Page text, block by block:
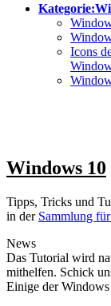
Icons
Windows 10
Tipps, Tricks und
in der Sammlung
News
Das Tutorial wird
mithelfen. Schick
Einige der